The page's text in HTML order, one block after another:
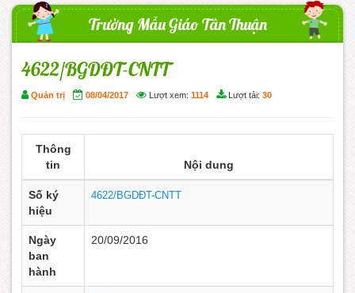
Trường Mẫu Giáo Tân Thuận
4622/BGDĐT-CNTT
Quản trị 08/04/2017 Lượt xem: 1114 Lượt tải: 30
Thông
tin
Nội dung
Số ký
hiệu
4622/BGDĐT-CNTT
Ngày
ban
hành
20/09/2016